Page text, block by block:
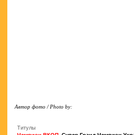
Автор фото / Photo by:
Титулы